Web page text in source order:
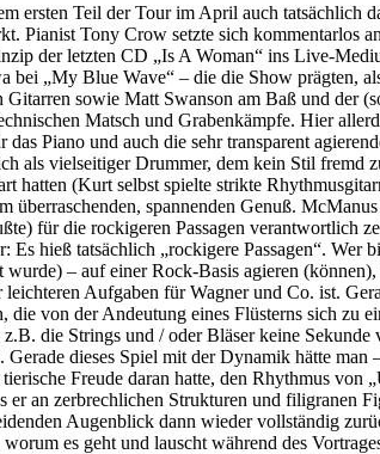
ersten Teil der Tour im April auch tatsächlich
Pianist Tony Crow setzte sich kommentarlos
der letzten CD „Is A Woman“ ins Live-
bei „My Blue Wave“ – die die Show prägten,
sowie Matt Swanson am Baß und der
Matsch und Grabenkämpfe. Hier
Piano und auch die sehr transparent
als vielseitiger Drummer, dem kein Stil fremd
hatten (Kurt selbst spielte strikte
überraschenden, spannenden Genuß.
für die rockigeren Passagen verantwortlich
hieß tatsächlich „rockigere Passagen“.
– auf einer Rock-Basis agieren
Aufgaben für Wagner und Co. ist.
die von der Andeutung eines Flüsterns sich
die Strings und / oder Bläser keine
dieses Spiel mit der Dynamik hätte
Freude daran hatte, den Rhythmus von
an zerbrechlichen Strukturen und filigranen
Augenblick dann wieder vollständig
es geht und lauscht während des